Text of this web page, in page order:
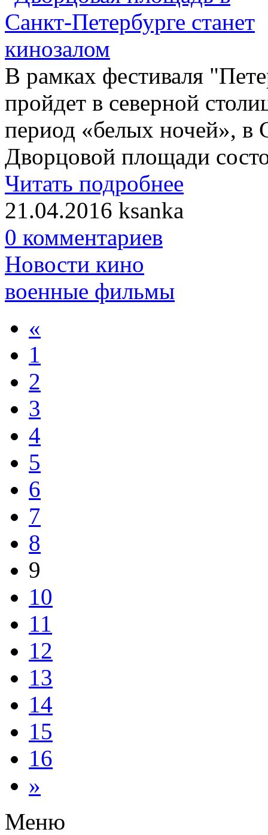
В рамках фестиваля
пройдет в северной
период «белых ночей», в
Дворцовой площади
Читать подробнее
21.04.2016 ksanka
0 комментариев
Новости кино
военные фильмы
«
1
2
3
4
5
6
7
8
9
10
11
12
13
14
15
16
»
Меню